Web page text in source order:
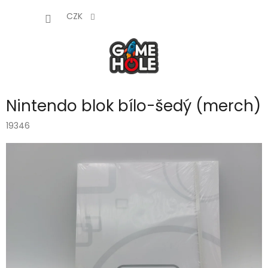
CZK
Nintendo blok bílo-šedý (merch)
19346